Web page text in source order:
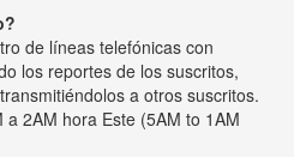
de líneas telefónicas con
los reportes de los suscritos,
a otros suscritos.
2AM hora Este (5AM to 1AM